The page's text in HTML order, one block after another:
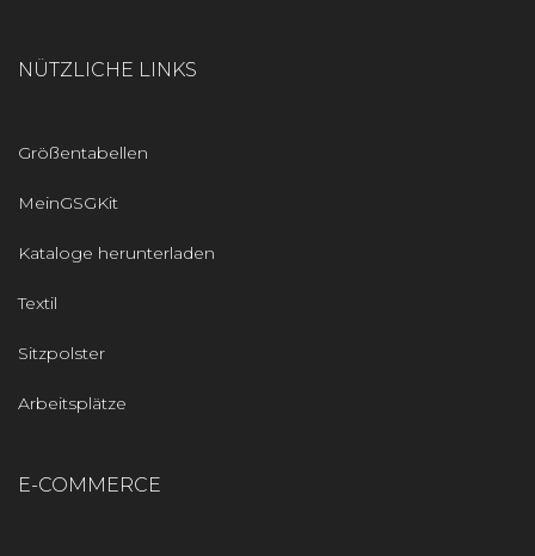
NÜTZLICHE LINKS
Größentabellen
MeinGSGKit
Kataloge herunterladen
Textil
Sitzpolster
Arbeitsplätze
E-COMMERCE